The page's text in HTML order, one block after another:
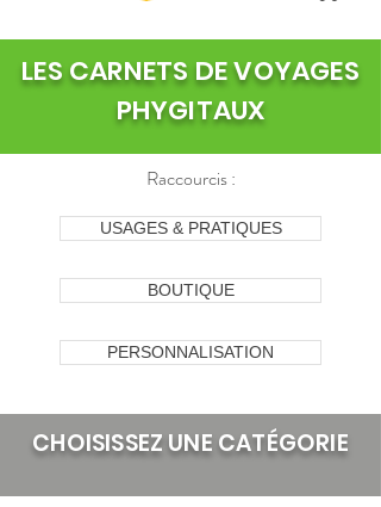
LES CARNETS DE VOYAGES
PHYGITAUX
Raccourcis :
USAGES & PRATIQUES
BOUTIQUE
PERSONNALISATION
CHOISISSEZ UNE CATÉGORIE